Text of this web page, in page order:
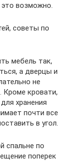
возможно.
советы по
мебель так,
а дверцы и
не
кровати,
хранения
почти все
в угол.
спальне по
поперек